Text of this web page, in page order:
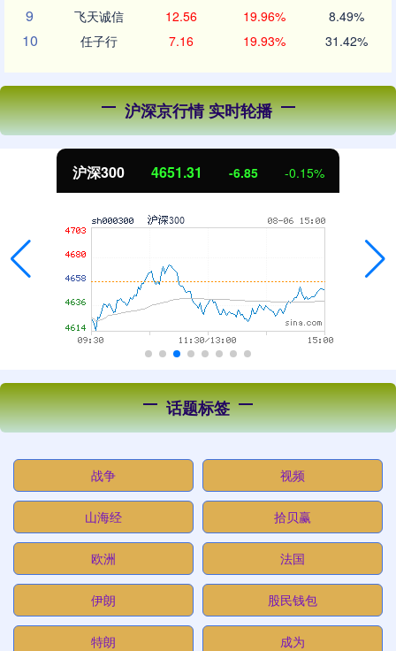
9 飞天诚信 12.56 19.96% 8.49%
10 任子行 7.16 19.93% 31.42%
沪深京行情 实时轮播
沪深300 4651.31 -6.85 -0.15%
话题标签
战争 视频
山海经 拾贝赢
欧洲 法国
伊朗 股民钱包
特朗 成为